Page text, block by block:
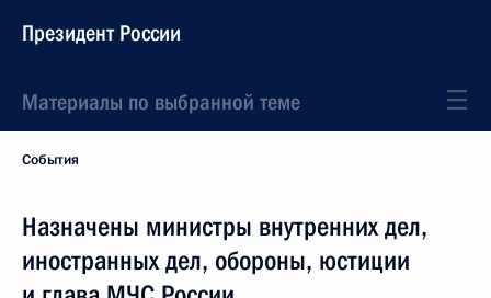
Президент России
Материалы по выбранной теме
События
Назначены министры внутренних дел,
иностранных дел, обороны, юстиции